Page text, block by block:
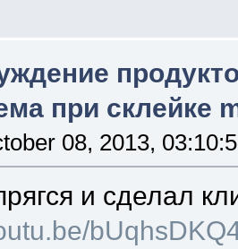
при склейке
08, 2013,
и сделал